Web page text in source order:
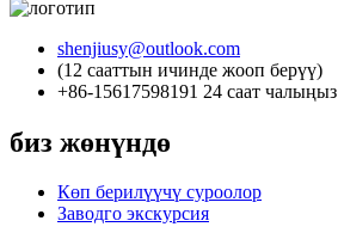
shenjiusy@outlook.com
(12 сааттын ичинде жооп берүү)
+86-15617598191 24 саат чалыңыз
биз жөнүндө
Көп берилүүчү суроолор
Заводго экскурсия